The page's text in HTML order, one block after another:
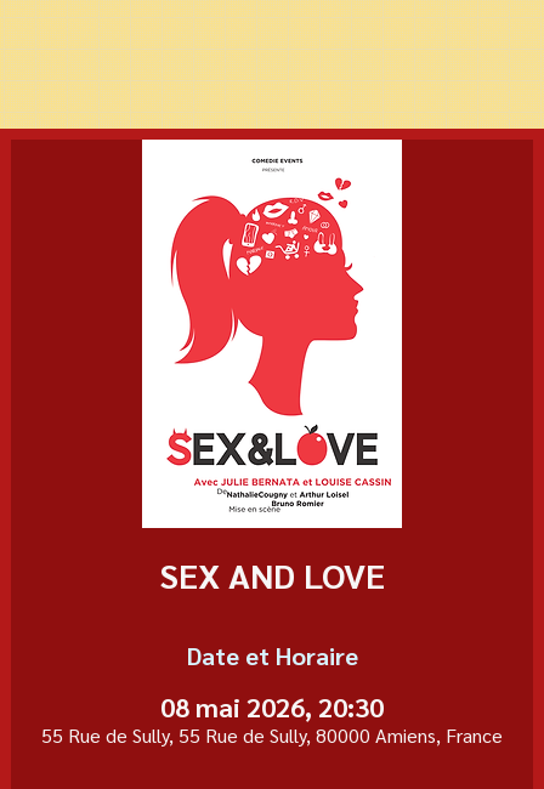
SEX AND LOVE
Date et Horaire
08 mai 2026, 20:30
55 Rue de Sully, 55 Rue de Sully, 80000 Amiens, France